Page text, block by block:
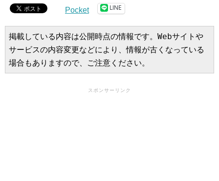
Pocket LINE
掲載している内容は公開時点の情報です。Webサイトや
サービスの内容変更などにより、情報が古くなっている
場合もありますので、ご注意ください。
スポンサーリンク